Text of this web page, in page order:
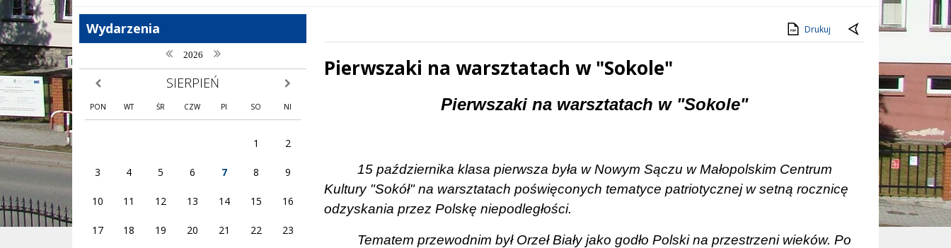
Wydarzenia
poprzedni rok
2026 następny rok
poprzedni miesiąc SIERPIEŃ następny miesiąc
PON WT ŚR CZW PI SO NI
1 2
3 4 5 6 7 8 9
10 11 12 13 14 15 16
17 18 19 20 21 22 23
Drukuj
Pierwszaki na warsztatach w "Sokole"
Pierwszaki na warsztatach w "Sokole"
15 października klasa pierwsza była w Nowym Sączu w Małopolskim Centrum
Kultury "Sokół" na warsztatach poświęconych tematyce patriotycznej w setną rocznicę
odzyskania przez Polskę niepodległości.
Tematem przewodnim był Orzeł Biały jako godło Polski na przestrzeni wieków. Po